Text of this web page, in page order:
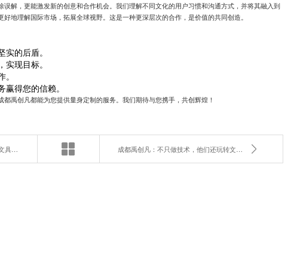
解，更能激发新的创意和合作机会。我们理解不同文化的用户习惯和沟通方式，并将其融入到
地理解国际市场，拓展全球视野。这是一种更深层次的合作，是价值的共同创造。
的后盾。
现目标。
得您的信赖。
禹创凡都能为您提供量身定制的服务。我们期待与您携手，共创辉煌！
探索成都禹创凡科技：从技术开发到文具玩具零售的全方位服务 成都禹创凡：不只做技术，他们还玩转文化艺术交流！